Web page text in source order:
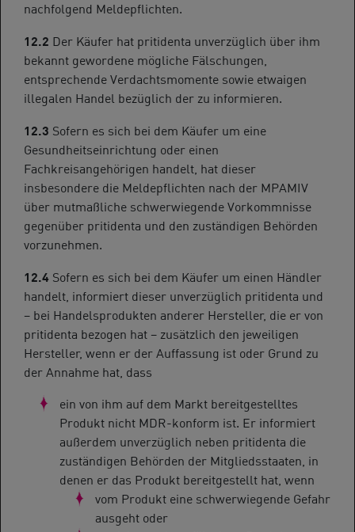
nachfolgend Meldepflichten.
12.2 Der Käufer hat pritidenta unverzüglich über ihm
bekannt gewordene mögliche Fälschungen,
entsprechende Verdachtsmomente sowie etwaigen
illegalen Handel bezüglich der zu informieren.
12.3 Sofern es sich bei dem Käufer um eine
Gesundheitseinrichtung oder einen
Fachkreisangehörigen handelt, hat dieser
insbesondere die Meldepflichten nach der MPAMIV
über mutmaßliche schwerwiegende Vorkommnisse
gegenüber pritidenta und den zuständigen Behörden
vorzunehmen.
12.4 Sofern es sich bei dem Käufer um einen Händler
handelt, informiert dieser unverzüglich pritidenta und
– bei Handelsprodukten anderer Hersteller, die er von
pritidenta bezogen hat – zusätzlich den jeweiligen
Hersteller, wenn er der Auffassung ist oder Grund zu
der Annahme hat, dass
ein von ihm auf dem Markt bereitgestelltes
Produkt nicht MDR-konform ist. Er informiert
außerdem unverzüglich neben pritidenta die
zuständigen Behörden der Mitgliedsstaaten, in
denen er das Produkt bereitgestellt hat, wenn
vom Produkt eine schwerwiegende Gefahr
ausgeht oder